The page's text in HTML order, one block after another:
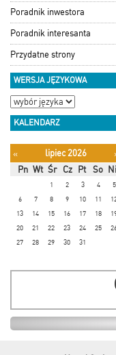
Poradnik inwestora
Poradnik interesanta
Przydatne strony
WERSJA JĘZYKOWA
KALENDARZ
« lipiec 2026
Pn Wt Śr Cz Pt So Ni
1 2 3 4
5
6
7 8 9 10 11
13
14 15 16 17 18
20
21 22 23 24 25
27
28 29 30 31